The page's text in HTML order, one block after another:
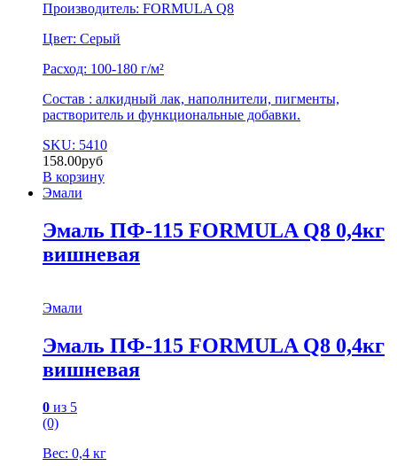
Производитель: FORMULA Q8
Цвет: Серый
Расход: 100-180 г/м²
Состав : алкидный лак, наполнители, пигменты,
растворитель и функциональные добавки.
SKU: 5410
158.00руб
В корзину
Эмали
Эмаль ПФ-115 FORMULA Q8 0,4кг
вишневая
Эмали
Эмаль ПФ-115 FORMULA Q8 0,4кг
вишневая
0 из 5
(0)
Вес: 0,4 кг